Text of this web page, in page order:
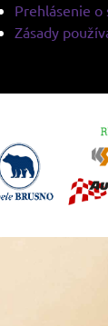
Prehlásenie o
Zásady